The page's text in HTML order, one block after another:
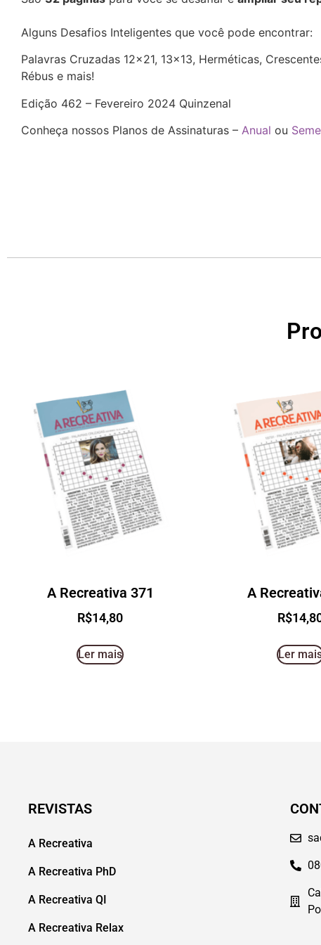
Alguns Desafios Inteligentes que você pode encontrar:
Palavras Cruzadas 12×21, 13×13, Herméticas,
Rébus e mais!
Edição 462 – Fevereiro 2024 Quinzenal
Conheça nossos Planos de Assinaturas – Anual ou
A Recreativa 371
R$14,80
Ler mais
A
R$
Ler
REVISTAS
A Recreativa
A Recreativa PhD
A Recreativa QI
A Recreativa Relax